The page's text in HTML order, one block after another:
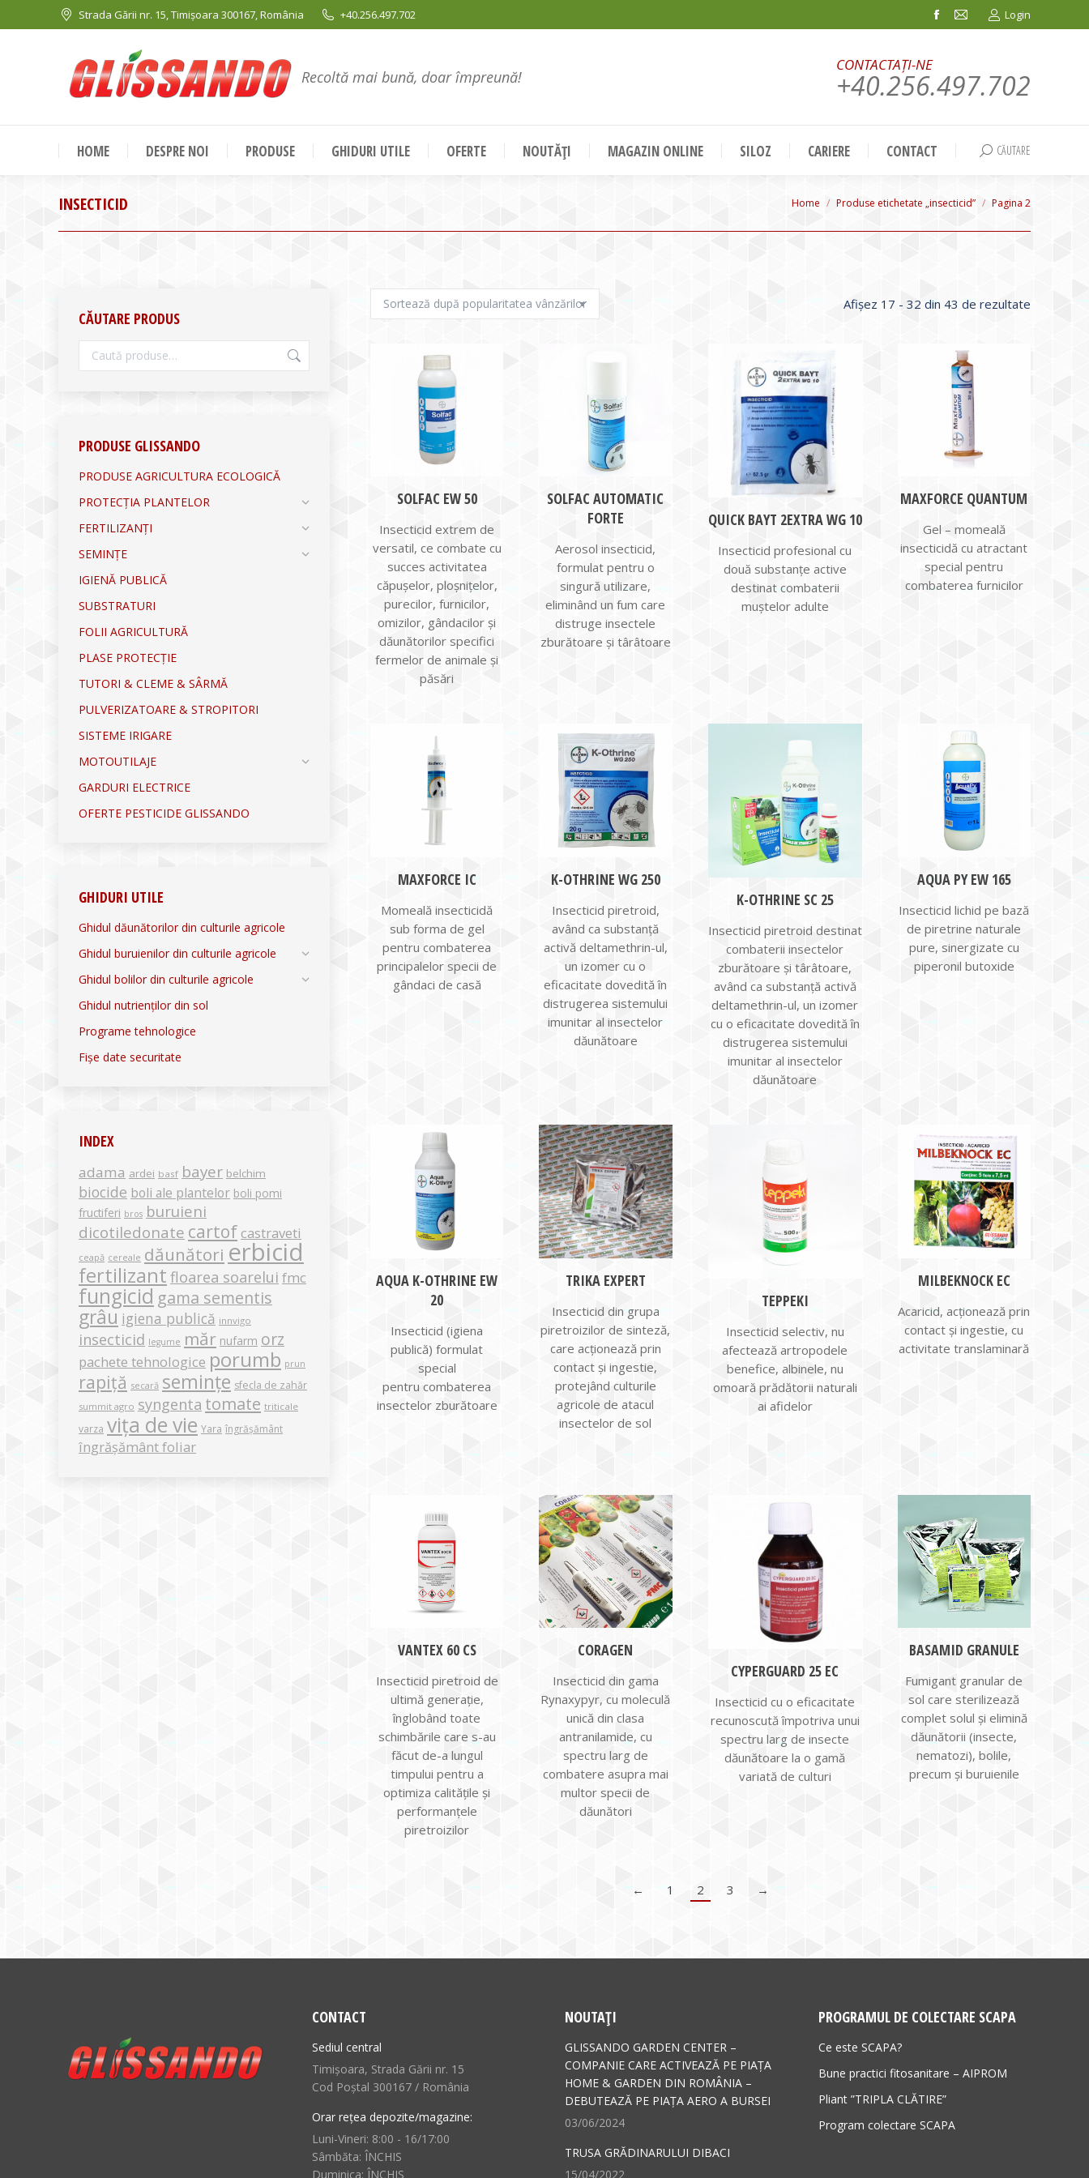
Strada Gării nr. 15, Timișoara 300167, România +40.256.497.702
Facebook
in
window
Mail
in
window
Login
Recoltă mai bună, doar împreună!
CONTACTAȚI-NE
+40.256.497.702
HOME DESPRE NOI PRODUSE GHIDURI UTILE OFERTE NOUTĂȚI MAGAZIN ONLINE SILOZ CARIERE CONTACT Search:
CĂUTARE
INSECTICID You are here:
Home Produse etichetate „insecticid” Pagina 2
Afișez 17 - 32 din 43 de rezultate
SOLFAC EW 50
Insecticid extrem de
versatil, ce combate cu
succes activitatea
căpușelor, ploșnițelor,
purecilor, furnicilor,
omizilor, gândacilor și
dăunătorilor specifici
fermelor de animale și
păsări
SOLFAC AUTOMATIC
FORTE
Aerosol insecticid,
formulat pentru o
singură utilizare,
eliminând un fum care
distruge insectele
zburătoare și târâtoare
QUICK BAYT 2EXTRA WG 10
Insecticid profesional cu
două substanțe active
destinat combaterii
muștelor adulte
MAXFORCE QUANTUM
Gel – momeală
insecticidă cu atractant
special pentru
combaterea furnicilor
MAXFORCE IC
Momeală insecticidă
sub forma de gel
pentru combaterea
principalelor specii de
gândaci de casă
K-OTHRINE WG 250
Insecticid piretroid,
având ca substanță
activă deltamethrin-ul,
un izomer cu o
eficacitate dovedită în
distrugerea sistemului
imunitar al insectelor
dăunătoare
K-OTHRINE SC 25
Insecticid piretroid destinat
combaterii insectelor
zburătoare și târâtoare,
având ca substanță activă
deltamethrin-ul, un izomer
cu o eficacitate dovedită în
distrugerea sistemului
imunitar al insectelor
dăunătoare
AQUA PY EW 165
Insecticid lichid pe bază
de piretrine naturale
pure, sinergizate cu
piperonil butoxide
AQUA K-OTHRINE EW
20
Insecticid (igiena
publică) formulat
special
pentru combaterea
insectelor zburătoare
TRIKA EXPERT
Insecticid din grupa
piretroizilor de sinteză,
care acţionează prin
contact şi ingestie,
protejând culturile
agricole de atacul
insectelor de sol
TEPPEKI
Insecticid selectiv, nu
afectează artropodele
benefice, albinele, nu
omoară prădătorii naturali
ai afidelor
MILBEKNOCK EC
Acaricid, acționează prin
contact și ingestie, cu
activitate translaminară
VANTEX 60 CS
Insecticid piretroid de
ultimă generaţie,
înglobând toate
schimbările care s-au
făcut de-a lungul
timpului pentru a
optimiza calităţile şi
performanţele
piretroizilor
CORAGEN
Insecticid din gama
Rynaxypyr, cu moleculă
unică din clasa
antranilamide, cu
spectru larg de
combatere asupra mai
multor specii de
dăunători
CYPERGUARD 25 EC
Insecticid cu o eficacitate
recunoscută împotriva unui
spectru larg de insecte
dăunătoare la o gamă
variată de culturi
BASAMID GRANULE
Fumigant granular de
sol care sterilizează
complet solul și elimină
dăunătorii (insecte,
nematozi), bolile,
precum și buruienile
← 1 2 3 →
CĂUTARE PRODUS
PRODUSE GLISSANDO
PRODUSE AGRICULTURA ECOLOGICĂ
PROTECȚIA PLANTELOR
FERTILIZANȚI
SEMINȚE
IGIENĂ PUBLICĂ
SUBSTRATURI
FOLII AGRICULTURĂ
PLASE PROTECȚIE
TUTORI & CLEME & SÂRMĂ
PULVERIZATOARE & STROPITORI
SISTEME IRIGARE
MOTOUTILAJE
GARDURI ELECTRICE
OFERTE PESTICIDE GLISSANDO
GHIDURI UTILE
Ghidul dăunătorilor din culturile agricole
Ghidul buruienilor din culturile agricole
Ghidul bolilor din culturile agricole
Ghidul nutrienților din sol
Programe tehnologice
Fișe date securitate
INDEX
adama ardei basf bayer belchim
biocide boli ale plantelor boli pomi
fructiferi bros buruieni
dicotiledonate cartof castraveti
ceapă cereale dăunători erbicid
fertilizant floarea soarelui fmc
fungicid gama sementis
grâu igiena publică innvigo
insecticid legume măr nufarm orz
pachete tehnologice porumb prun
rapiță secară semințe sfecla de zahăr
summit agro syngenta tomate triticale
varza vița de vie Yara îngrășământ
îngrășământ foliar
CONTACT
Sediul central
Timișoara, Strada Gării nr. 15
Cod Poștal 300167 / România
Orar rețea depozite/magazine:
Luni-Vineri: 8:00 - 16/17:00
Sâmbăta: ÎNCHIS
Duminica: ÎNCHIS
NOUTAȚI
GLISSANDO GARDEN CENTER –
COMPANIE CARE ACTIVEAZĂ PE PIAȚA
HOME & GARDEN DIN ROMÂNIA –
DEBUTEAZĂ PE PIAȚA AERO A BURSEI
03/06/2024
TRUSA GRĂDINARULUI DIBACI
15/04/2022
PROGRAMUL DE COLECTARE SCAPA
Ce este SCAPA?
Bune practici fitosanitare – AIPROM
Pliant ”TRIPLA CLĂTIRE”
Program colectare SCAPA